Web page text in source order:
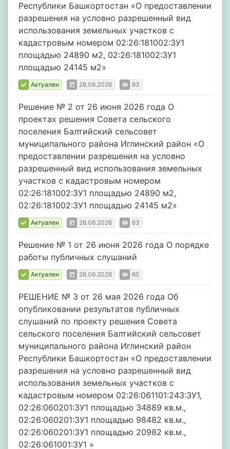
Республики Башкортостан «О предоставлении
разрешения на условно разрешенный вид
использования земельных участков с
кадастровым номером 02:26:181002:ЗУ1
площадью 24890 м2, 02:26:181002:ЗУ1
площадью 24145 м2»
Актуален 26.06.2026 63
Решение № 2 от 26 июня 2026 года О
проектах решения Совета сельского
поселения Балтийский сельсовет
муниципального района Иглинский район «О
предоставлении разрешения на условно
разрешенный вид использования земельных
участков с кадастровым номером
02:26:181002:ЗУ1 площадью 24890 м2,
02:26:181002:ЗУ1 площадью 24145 м2»
Актуален 26.06.2026 63
Решение № 1 от 26 июня 2026 года О порядке
работы публичных слушаний
Актуален 26.06.2026 65
РЕШЕНИЕ № 3 от 26 мая 2026 года Об
опубликовании результатов публичных
слушаний по проекту решения Совета
сельского поселения Балтийский сельсовет
муниципального района Иглинский район
Республики Башкортостан «О предоставлении
разрешения на условно разрешенный вид
использования земельных участков с
кадастровым номером 02:26:061101:243:ЗУ1,
02:26:060201:ЗУ1 площадью 34889 кв.м.,
02:26:060201:ЗУ1 площадью 98482 кв.м.,
02:26:060201:ЗУ1 площадью 20982 кв.м.,
02:26:061001:ЗУ1 »